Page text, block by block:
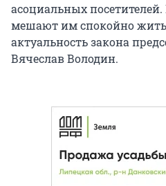
асоциальных
мешают им спокойно
актуальность закона
Вячеслав Володин.